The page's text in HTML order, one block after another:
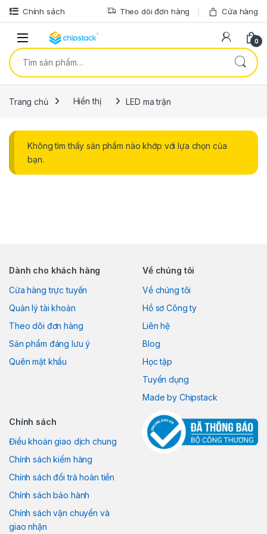
Bỏ qua để điều hướng
Bỏ qua nội dung
Chính sách Theo dõi đơn hàng Cửa hàng
0
Tìm kiếm:
Trang chủ Hiển thị LED ma trận
Không tìm thấy sản phẩm nào khớp với lựa chọn của
bạn.
Dành cho khách hàng
Cửa hàng trực tuyến
Quản lý tài khoản
Theo dõi đơn hàng
Sản phẩm đáng lưu ý
Quên mật khẩu
Về chúng tôi
Về chúng tôi
Hồ sơ Công ty
Liên hệ
Blog
Học tập
Tuyển dụng
Made by Chipstack
Chính sách
Điều khoản giao dịch chung
Chính sách kiểm hàng
Chính sách đổi trả hoàn tiền
Chính sách bảo hành
Chính sách vận chuyển và
giao nhận